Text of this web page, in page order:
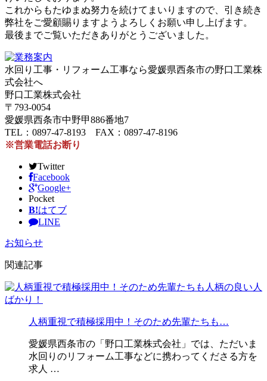
これからもたゆまぬ努力を続けてまいりますので、引き続き
弊社をご愛顧賜りますようよろしくお願い申し上げます。
最後までご覧いただきありがとうございました。
水回り工事・リフォーム工事なら愛媛県西条市の野口工業株
式会社へ
野口工業株式会社
〒793-0054
愛媛県西条市中野甲886番地7
TEL：0897-47-8193 FAX：0897-47-8196
※営業電話お断り
Twitter
Facebook
Google+
Pocket
B!はてブ
LINE
お知らせ
関連記事
人柄重視で積極採用中！そのため先輩たちも…
愛媛県西条市の「野口工業株式会社」では、ただいま
水回りのリフォーム工事などに携わってくださる方を
求人 …